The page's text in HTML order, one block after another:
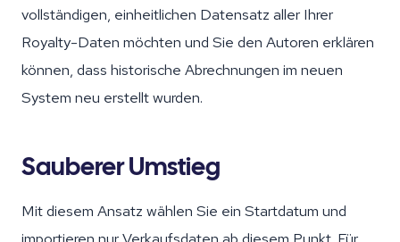
vollständigen, einheitlichen Datensatz aller Ihrer
Royalty-Daten möchten und Sie den Autoren erklären
können, dass historische Abrechnungen im neuen
System neu erstellt wurden.
Sauberer Umstieg
Mit diesem Ansatz wählen Sie ein Startdatum und